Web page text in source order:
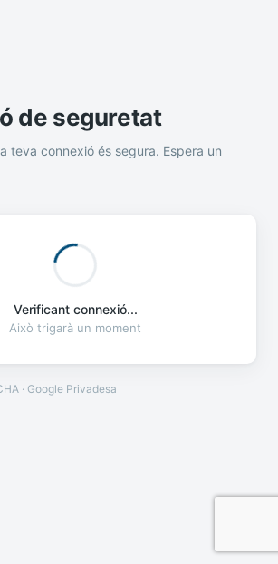
de seguretat
teva connexió és segura. Espera un
Verificant connexió...
Això trigarà un moment
· Google Privadesa